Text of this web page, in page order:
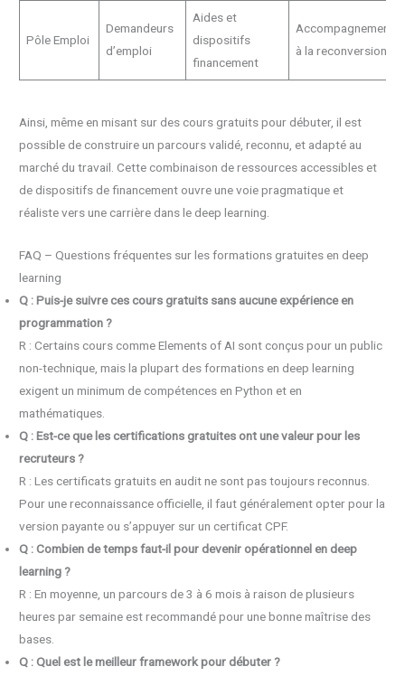
Pôle Emploi
Demandeurs
d’emploi
Aides et
dispositifs
financement
Accompagnement
à la reconversion
Ainsi, même en misant sur des cours gratuits pour débuter, il est
possible de construire un parcours validé, reconnu, et adapté au
marché du travail. Cette combinaison de ressources accessibles et
de dispositifs de financement ouvre une voie pragmatique et
réaliste vers une carrière dans le deep learning.
FAQ – Questions fréquentes sur les formations gratuites en deep
learning
Q : Puis-je suivre ces cours gratuits sans aucune expérience en
programmation ?
R : Certains cours comme Elements of AI sont conçus pour un public
non-technique, mais la plupart des formations en deep learning
exigent un minimum de compétences en Python et en
mathématiques.
Q : Est-ce que les certifications gratuites ont une valeur pour les
recruteurs ?
R : Les certificats gratuits en audit ne sont pas toujours reconnus.
Pour une reconnaissance officielle, il faut généralement opter pour la
version payante ou s’appuyer sur un certificat CPF.
Q : Combien de temps faut-il pour devenir opérationnel en deep
learning ?
R : En moyenne, un parcours de 3 à 6 mois à raison de plusieurs
heures par semaine est recommandé pour une bonne maîtrise des
bases.
Q : Quel est le meilleur framework pour débuter ?